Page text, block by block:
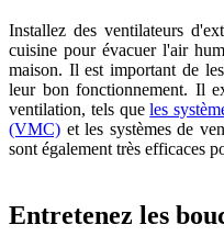
Installez des ventilateurs
cuisine pour évacuer l'air
maison. Il est important de
leur bon fonctionnement. Il
ventilation, tels queles
(VMC) et les systèmes de
sont également très efficaces
Entretenez les